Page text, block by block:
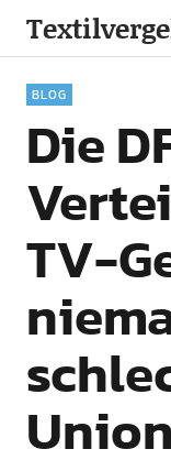
BLOG
Die
TV-
Union